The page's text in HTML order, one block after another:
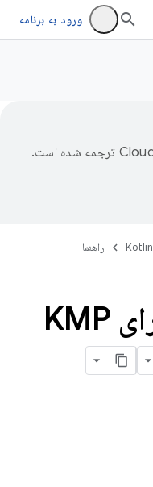
ورود به برنامه
ترجمه شده است.
Kotlin راهنما
Store را برای KMP